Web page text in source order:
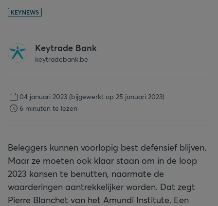
KEYNEWS
Keytrade Bank
keytradebank.be
04 januari 2023 (bijgewerkt op 25 januari 2023)
6 minuten te lezen
Beleggers kunnen voorlopig best defensief blijven.
Maar ze moeten ook klaar staan om in de loop
2023 kansen te benutten, naarmate de
waarderingen aantrekkelijker worden. Dat zegt
Pierre Blanchet van het Amundi Institute. Een